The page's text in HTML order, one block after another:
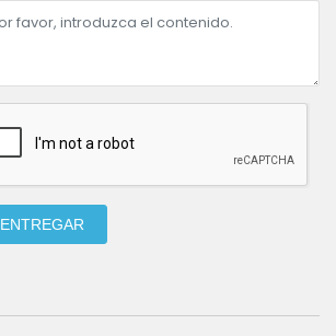
ENTREGAR